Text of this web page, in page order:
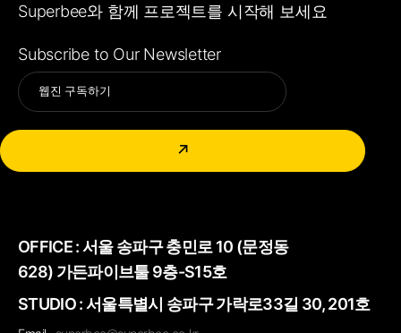
Superbee와 함께 프로젝트를 시작해 보세요
Subscribe to Our Newsletter
↗
Alternative:
OFFICE :서울 송파구 충민로 10 (문정동
628) 가든파이브툴 9층-S15호
STUDIO : 서울특별시 송파구 가락로33길 30, 201호